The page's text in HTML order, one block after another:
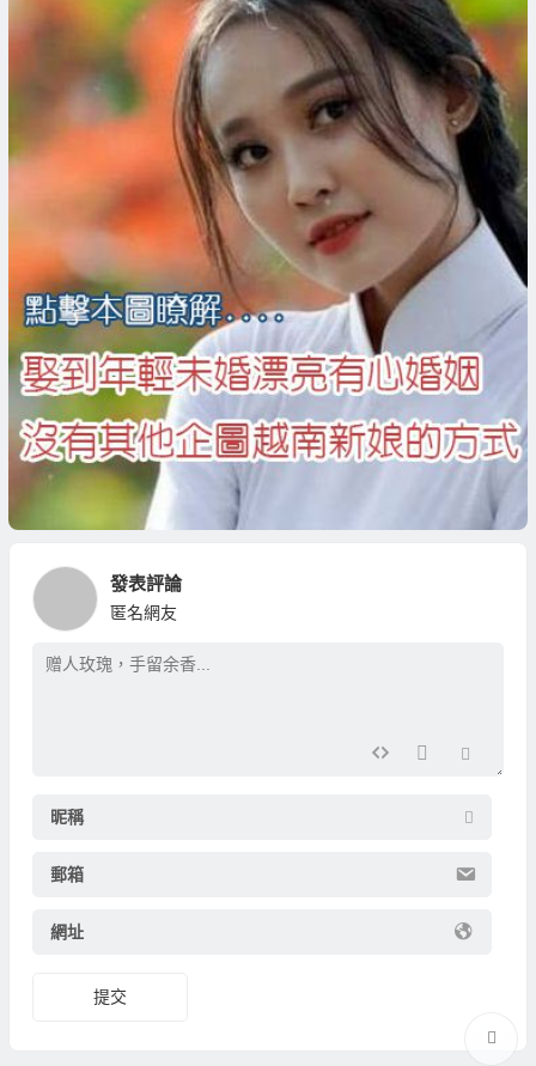
發表評論
匿名網友
昵稱
郵箱
網址
提交